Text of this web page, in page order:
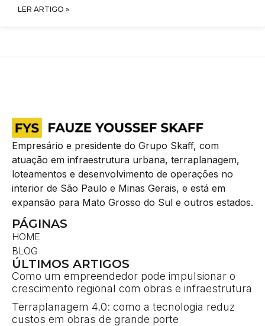
LER ARTIGO »
Empresário e presidente do Grupo Skaff, com
atuação em infraestrutura urbana, terraplanagem,
loteamentos e desenvolvimento de operações no
interior de São Paulo e Minas Gerais, e está em
expansão para Mato Grosso do Sul e outros estados.
PÁGINAS
HOME
BLOG
ÚLTIMOS ARTIGOS
Como um empreendedor pode impulsionar o
crescimento regional com obras e infraestrutura
Terraplanagem 4.0: como a tecnologia reduz
custos em obras de grande porte